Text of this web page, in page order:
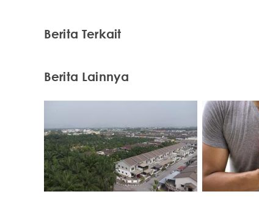
Berita Terkait
Berita Lainnya